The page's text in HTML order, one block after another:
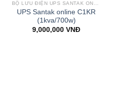
BỘ LƯU ĐIỆN UPS SANTAK ONLINE ẮC QUY TRONG
UPS Santak online C1KR
(1kva/700w)
9,000,000 VNĐ